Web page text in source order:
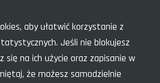
aby ułatwić korzystanie z
Jeśli nie blokujesz
się na ich użycie oraz zapisanie w
że możesz samodzielnie